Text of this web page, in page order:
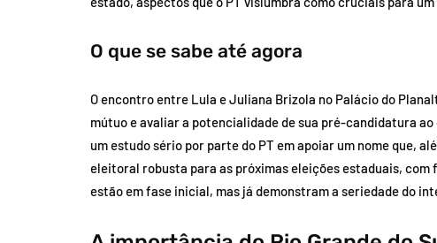
O que se sabe até agora
O encontro entre Lula e Juliana Brizola no Palácio do
mútuo e avaliar a potencialidade de sua pré-candidatura
um estudo sério por parte do PT em apoiar um nome que,
eleitoral robusta para as próximas eleições estaduais,
estão em fase inicial, mas já demonstram a seriedade do